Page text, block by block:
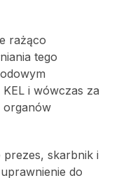
rażąco
tego
i wówczas za
organów
skarbnik i
do